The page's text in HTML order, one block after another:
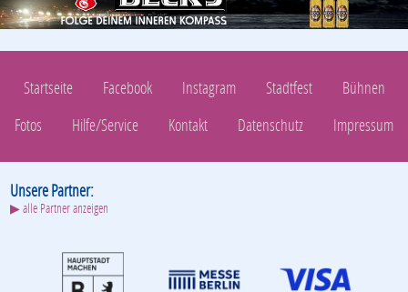
Startseite Facebook Instagram Stadtfest
Bühnen
Fotos
Hilfe/Service Kontakt Datenschutz Impressum
Unsere Partner:
▶ alle Partner anzeigen